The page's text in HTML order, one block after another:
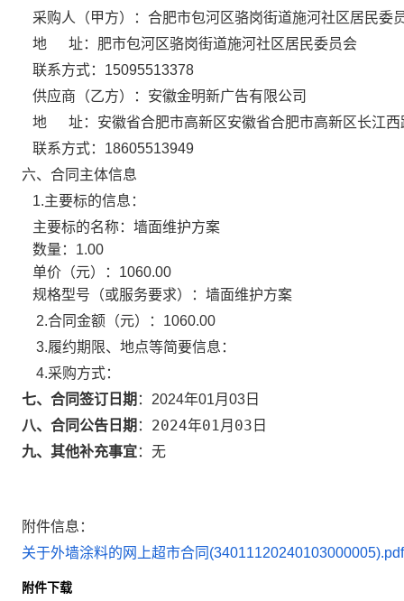
采购人（甲方）： 合肥市包河区骆岗街道施河社区居民委
地 址： 肥市包河区骆岗街道施河社区居民委员会
联系方式： 15095513378
供应商（乙方）： 安徽金明新广告有限公司
地 址： 安徽省合肥市高新区安徽省合肥市高新区长江
联系方式： 18605513949
六、合同主体信息
1.主要标的信息：
主要标的名称： 墙面维护方案
数量： 1.00
单价（元）： 1060.00
规格型号（或服务要求）： 墙面维护方案
2.合同金额（元）： 1060.00
3.履约期限、地点等简要信息：
4.采购方式：
七、合同签订日期 ： 2024年01月03日
八、合同公告日期 ： 2024年01月03日
九、其他补充事宜： 无
附件信息：
关于外墙涂料的网上超市合同(34011120240103000005).pdf
附件下载